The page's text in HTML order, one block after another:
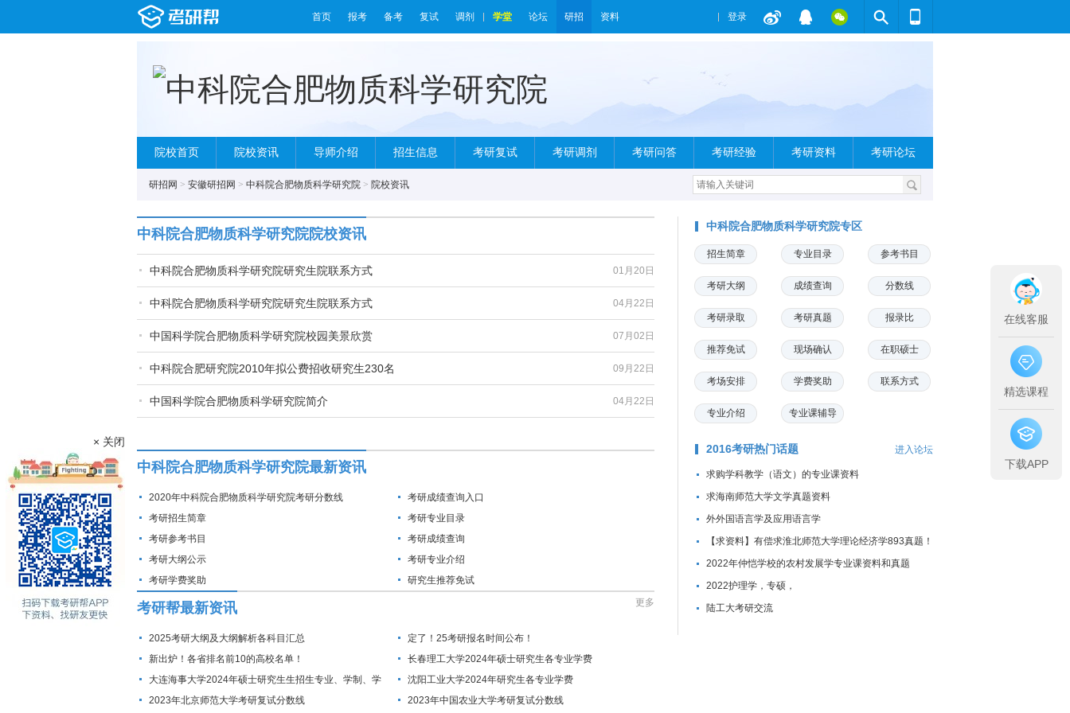
首页 报考 备考 复试 调剂 学堂 论坛 研招 资料 登录
院校首页 院校资讯 导师介绍 招生信息 考研复试 考研调剂 考研问答 考研经验 考研资料 考研论坛
研招网 > 安徽研招网 > 中科院合肥物质科学研究院 > 院校资讯
中科院合肥物质科学研究院院校资讯
01月20日
中科院合肥物质科学研究院研究生院联系方式
04月22日
中科院合肥物质科学研究院研究生院联系方式
07月02日
中国科学院合肥物质科学研究院校园美景欣赏
09月22日
中科院合肥研究院2010年拟公费招收研究生230名
04月22日
中国科学院合肥物质科学研究院简介
中科院合肥物质科学研究院最新资讯
2020年中科院合肥物质科学研究院考研分数线
考研成绩查询入口
考研招生简章
考研专业目录
考研参考书目
考研成绩查询
考研大纲公示
考研专业介绍
考研学费奖助
研究生推荐免试
考研帮最新资讯 更多
2025考研大纲及大纲解析各科目汇总
定了！25考研报名时间公布！
新出炉！各省排名前10的高校名单！
长春理工大学2024年硕士研究生各专业学费
大连海事大学2024年硕士研究生生招生专业、学制、学
费标准及拟招生人数
沈阳工业大学2024年研究生各专业学费
2023年北京师范大学考研复试分数线
2023年中国农业大学考研复试分数线
中科院合肥物质科学研究院专区
招生简章 专业目录 参考书目
考研大纲 成绩查询 分数线
考研录取 考研真题 报录比
推荐免试 现场确认 在职硕士
考场安排 学费奖助 联系方式
专业介绍 专业课辅导
2016考研热门话题 进入论坛
求购学科教学（语文）的专业课资料
求海南师范大学文学真题资料
外外国语言学及应用语言学
【求资料】有偿求淮北师范大学理论经济学893真题！
2022年仲恺学校的农村发展学专业课资料和真题
2022护理学，专硕，
陆工大考研交流
× 关闭
在线客服
精选课程
下载APP